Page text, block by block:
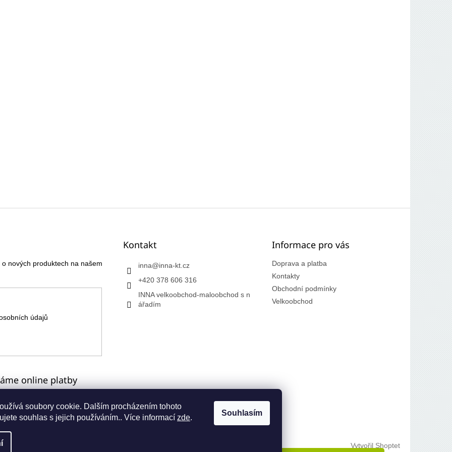
soubory cookie. Dalším procházením tohoto
souhlas s jejich používáním.. Více informací zde.
Souhlasím
nových produktech na našem
údajů
Kontakt
inna@inna-kt.cz
+420 378 606 316
INNA velkoobchod-maloobchod s n
ářadím
Informace pro vás
Doprava a platba
Kontakty
Obchodní podmínky
Velkoobchod
online platby
Vytvořil Shoptet